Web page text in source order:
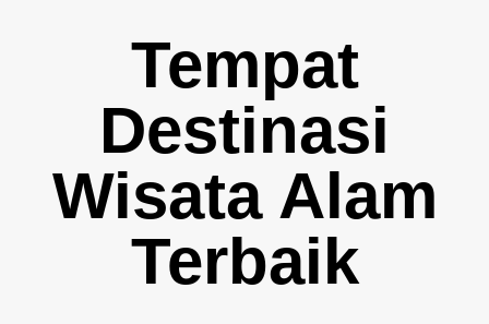
Tempat
Destinasi
Wisata Alam
Terbaik